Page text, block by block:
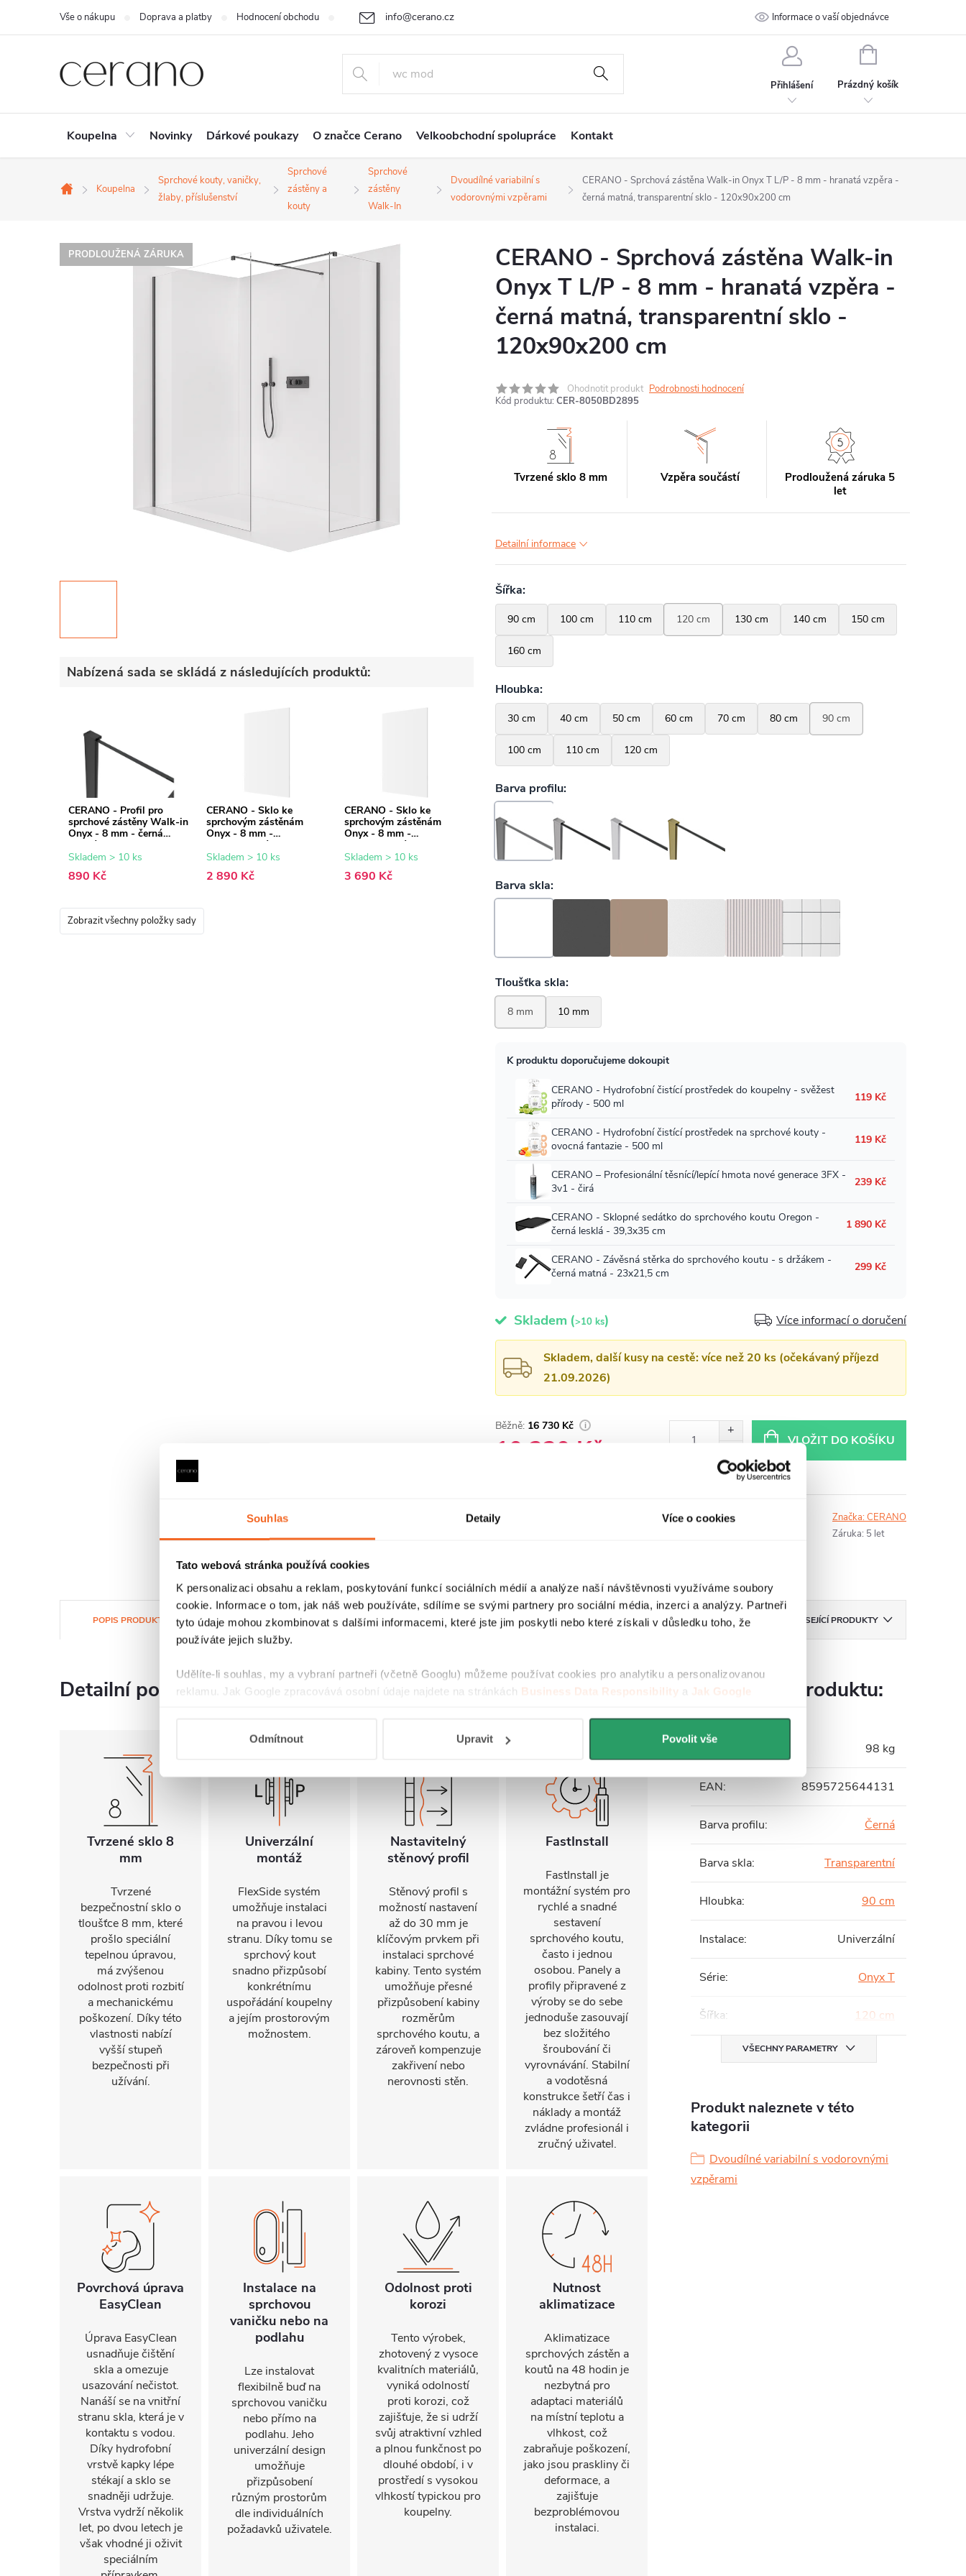
Souhlas Detaily Více o cookies
Tato webová stránka používá cookies
K personalizaci obsahu a reklam, poskytování funkcí sociálních médií a analýze naší návštěvnosti využíváme soubory
cookie. Informace o tom, jak náš web používáte, sdílíme se svými partnery pro sociální média, inzerci a analýzy. Partneři
tyto údaje mohou zkombinovat s dalšími informacemi, které jste jim poskytli nebo které získali v důsledku toho, že
používáte jejich služby.
Udělíte-li souhlas, my a vybraní partneři (včetně Googlu) můžeme používat cookies pro analytiku a personalizovanou
reklamu. Jak Google zpracovává osobní údaje najdete na stránkách Business Data Responsibility a Jak Google
Odmítnout Upravit Povolit vše
+420 226 400 232
info@cerano.cz
Vše o nákupu Doprava a platby Hodnocení obchodu Cenová nabídka na míru Ochrana osobních údajů Kontakt
Informace o vaší objednávce
Přihlášení
NÁKUPNÍ
Prázdný košík
Koupelna Novinky Dárkové poukazy O značce Cerano Velkoobchodní spolupráce Kontakt
Domů
Koupelna
Sprchové kouty, vaničky,
žlaby, příslušenství
Sprchové
zástěny a
kouty
Sprchové
zástěny
Walk-In
Dvoudílné variabilní s
vodorovnými vzpěrami
CERANO - Sprchová zástěna Walk-in Onyx T L/P - 8 mm - hranatá vzpěra -
černá matná, transparentní sklo - 120x90x200 cm
PRODLOUŽENÁ ZÁRUKA
Nabízená sada se skládá z následujících produktů:
CERANO - Profil pro
sprchové zástěny Walk-in
Onyx - 8 mm - černá
matná - 15 mm
Skladem > 10 ks
890 Kč
CERANO - Sklo ke
sprchovým zástěnám
Onyx - 8 mm -
transparentní sklo -
90x200 cm
Skladem > 10 ks
2 890 Kč
CERANO - Sklo ke
sprchovým zástěnám
Onyx - 8 mm -
transparentní sklo -
120x200 cm
Skladem > 10 ks
3 690 Kč
Zobrazit všechny položky sady
CERANO - Sprchová zástěna Walk-in
Onyx T L/P - 8 mm - hranatá vzpěra -
černá matná, transparentní sklo -
120x90x200 cm
Ohodnotit produkt Podrobnosti hodnocení
Kód produktu: CER-8050BD2895
Tvrzené sklo 8 mm Vzpěra součástí
Prodloužená záruka 5
let
Detailní informace
Skladem (>10 ks) Více informací o doručení
Skladem, další kusy na cestě: více než 20 ks (očekávaný příjezd
21.09.2026)
16 730 Kč
10 230 Kč VLOŽIT DO KOŠÍKU
Hlídací pes Sdílet Značka:CERANO
Záruka: 5 let
POPIS PRODUKTU SOUBORY KE STAŽENÍ RECENZE DISKUZE ZNAČKACERANO SOUVISEJÍCÍ PRODUKTY
Detailní popis produktu
Tvrzené sklo 8
mm
Tvrzené
bezpečnostní sklo o
tloušťce 8 mm, které
prošlo speciální
tepelnou úpravou,
má zvýšenou
odolnost proti rozbití
a mechanickému
poškození. Díky této
vlastnosti nabízí
vyšší stupeň
bezpečnosti při
užívání.
Univerzální
montáž
FlexSide systém
umožňuje instalaci
na pravou i levou
stranu. Díky tomu se
sprchový kout
snadno přizpůsobí
konkrétnímu
uspořádání koupelny
a jejím prostorovým
možnostem.
Nastavitelný
stěnový profil
Stěnový profil s
možností nastavení
až do 30 mm je
klíčovým prvkem při
instalaci sprchové
kabiny. Tento systém
umožňuje přesné
přizpůsobení kabiny
rozměrům
sprchového koutu, a
zároveň kompenzuje
zakřivení nebo
nerovnosti stěn.
FastInstall
FastInstall je
montážní systém pro
rychlé a snadné
sestavení
sprchového koutu,
často i jednou
osobou. Panely a
profily připravené z
výroby se do sebe
jednoduše zasouvají
bez složitého
šroubování či
vyrovnávání. Stabilní
a vodotěsná
konstrukce šetří čas i
náklady a montáž
zvládne profesionál i
zručný uživatel.
Povrchová úprava
EasyClean
Úprava EasyClean
usnadňuje čištění
skla a omezuje
usazování nečistot.
Nanáší se na vnitřní
stranu skla, která je v
kontaktu s vodou.
Díky hydrofobní
vrstvě kapky lépe
stékají a sklo se
snadněji udržuje.
Vrstva vydrží několik
let, po dvou letech je
však vhodné ji oživit
speciálním
Instalace na
sprchovou
vaničku nebo na
podlahu
Lze instalovat
flexibilně buď na
sprchovou vaničku
nebo přímo na
podlahu. Jeho
univerzální design
umožňuje
přizpůsobení
různým prostorům
dle individuálních
požadavků uživatele.
Odolnost proti
korozi
Tento výrobek,
zhotovený z vysoce
kvalitních materiálů,
vyniká odolností
proti korozi, což
zajišťuje, že si udrží
svůj atraktivní vzhled
a plnou funkčnost po
dlouhé období, i v
prostředí s vysokou
vlhkostí typickou pro
koupelny.
Nutnost
aklimatizace
Aklimatizace
sprchových zástěn a
koutů na 48 hodin je
nezbytná pro
adaptaci materiálů
na místní teplotu a
vlhkost, což
zabraňuje poškození,
jako jsou praskliny či
deformace, a
zajišťuje
bezproblémovou
instalaci.
Parametry produktu:
98 kg
EAN: 8595725644131
Barva profilu: Černá
Barva skla: Transparentní
Hloubka: 90 cm
Instalace: Univerzální
Série: Onyx T
Šířka: 120 cm
VŠECHNY PARAMETRY
Produkt naleznete v této
kategorii
Dvoudílné variabilní s vodorovnými
vzpěrami